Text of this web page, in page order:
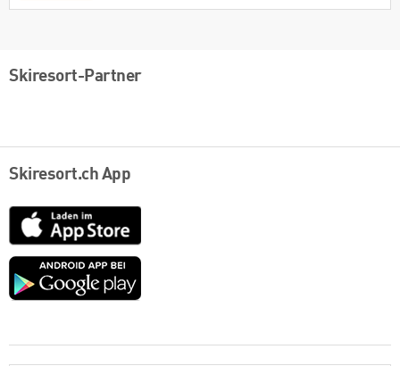
Skiresort-Partner
Skiresort.ch App
App
Store
Google